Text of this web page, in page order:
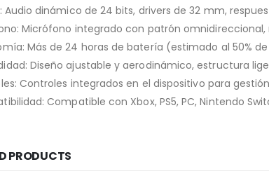
Audio dinámico de 24 bits, drivers de 32 mm,
Micrófono integrado con patrón omnidireccional,
Más de 24 horas de batería (estimado al 50%
Diseño ajustable y aerodinámico, estructura
Controles integrados en el dispositivo para
Compatible con Xbox, PS5, PC, Nintendo
PRODUCTS